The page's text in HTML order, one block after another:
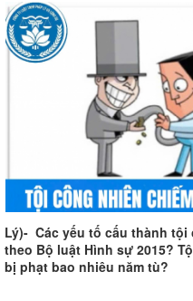
Lý)- Các yếu tố cấu thành
theo Bộ luật Hình sự 2015?
bị phạt bao nhiêu năm tù?